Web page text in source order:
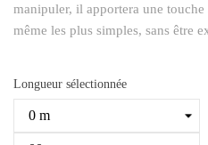
manipuler, il apportera une
même les plus simples, sans être
Longueur sélectionnée